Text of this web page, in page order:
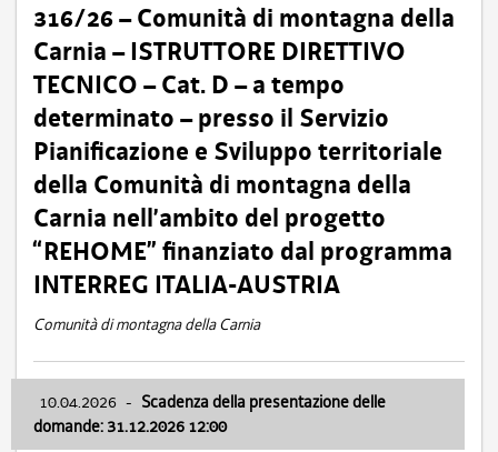
316/26 – Comunità di montagna della
Carnia – ISTRUTTORE DIRETTIVO
TECNICO – Cat. D – a tempo
determinato – presso il Servizio
Pianificazione e Sviluppo territoriale
della Comunità di montagna della
Carnia nell’ambito del progetto
“REHOME” finanziato dal programma
INTERREG ITALIA-AUSTRIA
Comunità di montagna della Carnia
10.04.2026 - Scadenza della presentazione delle
domande: 31.12.2026 12:00